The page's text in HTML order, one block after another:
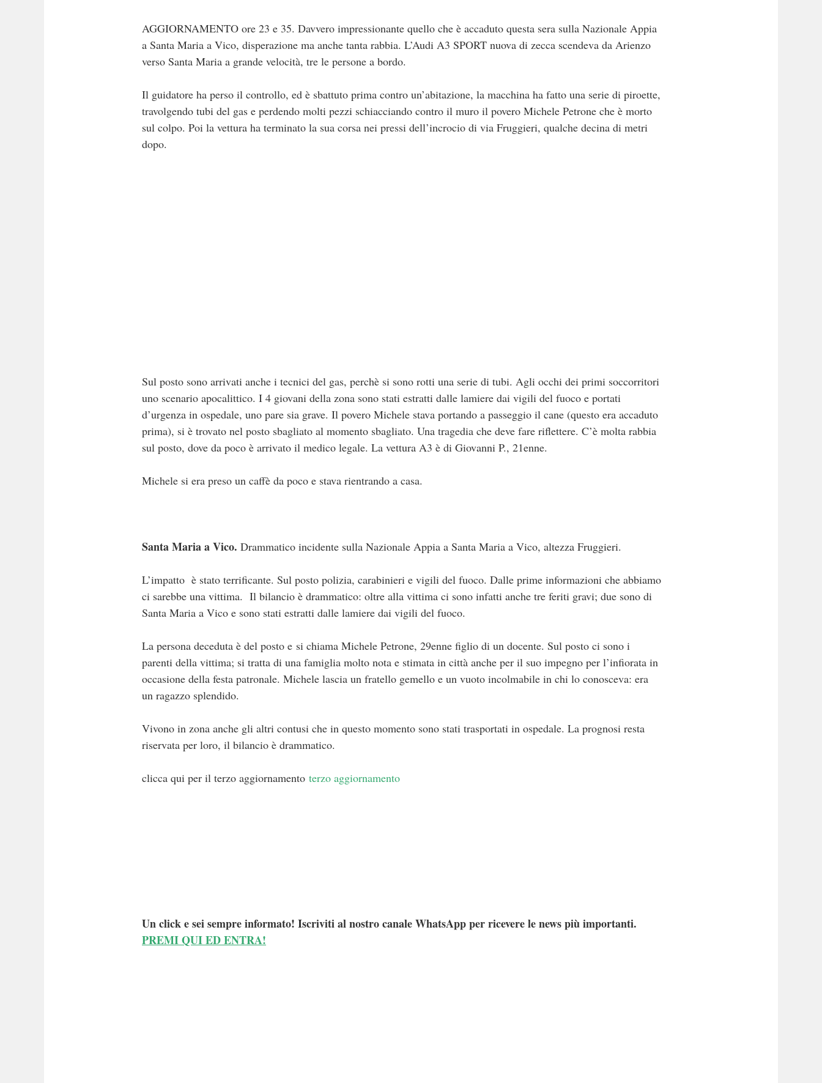
AGGIORNAMENTO ore 23 e 35. Davvero impressionante quello che è accaduto questa sera sulla Nazionale Appia
a Santa Maria a Vico, disperazione ma anche tanta rabbia. L’Audi A3 SPORT nuova di zecca scendeva da Arienzo
verso Santa Maria a grande velocità, tre le persone a bordo.
Il guidatore ha perso il controllo, ed è sbattuto prima contro un’abitazione, la macchina ha fatto una serie di piroette,
travolgendo tubi del gas e perdendo molti pezzi schiacciando contro il muro il povero Michele Petrone che è morto
sul colpo. Poi la vettura ha terminato la sua corsa nei pressi dell’incrocio di via Fruggieri, qualche decina di metri
dopo.
Sul posto sono arrivati anche i tecnici del gas, perchè si sono rotti una serie di tubi. Agli occhi dei primi soccorritori
uno scenario apocalittico. I 4 giovani della zona sono stati estratti dalle lamiere dai vigili del fuoco e portati
d’urgenza in ospedale, uno pare sia grave. Il povero Michele stava portando a passeggio il cane (questo era accaduto
prima), si è trovato nel posto sbagliato al momento sbagliato. Una tragedia che deve fare riflettere. C’è molta rabbia
sul posto, dove da poco è arrivato il medico legale. La vettura A3 è di Giovanni P., 21enne.
Michele si era preso un caffè da poco e stava rientrando a casa.
Santa Maria a Vico. Drammatico incidente sulla Nazionale Appia a Santa Maria a Vico, altezza Fruggieri.
L’impatto è stato terrificante. Sul posto polizia, carabinieri e vigili del fuoco. Dalle prime informazioni che abbiamo
ci sarebbe una vittima. Il bilancio è drammatico: oltre alla vittima ci sono infatti anche tre feriti gravi; due sono di
Santa Maria a Vico e sono stati estratti dalle lamiere dai vigili del fuoco.
La persona deceduta è del posto e si chiama Michele Petrone, 29enne figlio di un docente. Sul posto ci sono i
parenti della vittima; si tratta di una famiglia molto nota e stimata in città anche per il suo impegno per l’infiorata in
occasione della festa patronale. Michele lascia un fratello gemello e un vuoto incolmabile in chi lo conosceva: era
un ragazzo splendido.
Vivono in zona anche gli altri contusi che in questo momento sono stati trasportati in ospedale. La prognosi resta
riservata per loro, il bilancio è drammatico.
clicca qui per il terzo aggiornamento terzo aggiornamento
Un click e sei sempre informato! Iscriviti al nostro canale WhatsApp per ricevere le news più importanti.
PREMI QUI ED ENTRA!